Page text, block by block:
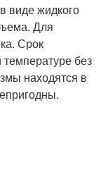
виде жидкого
Для
Срок
без
находятся в